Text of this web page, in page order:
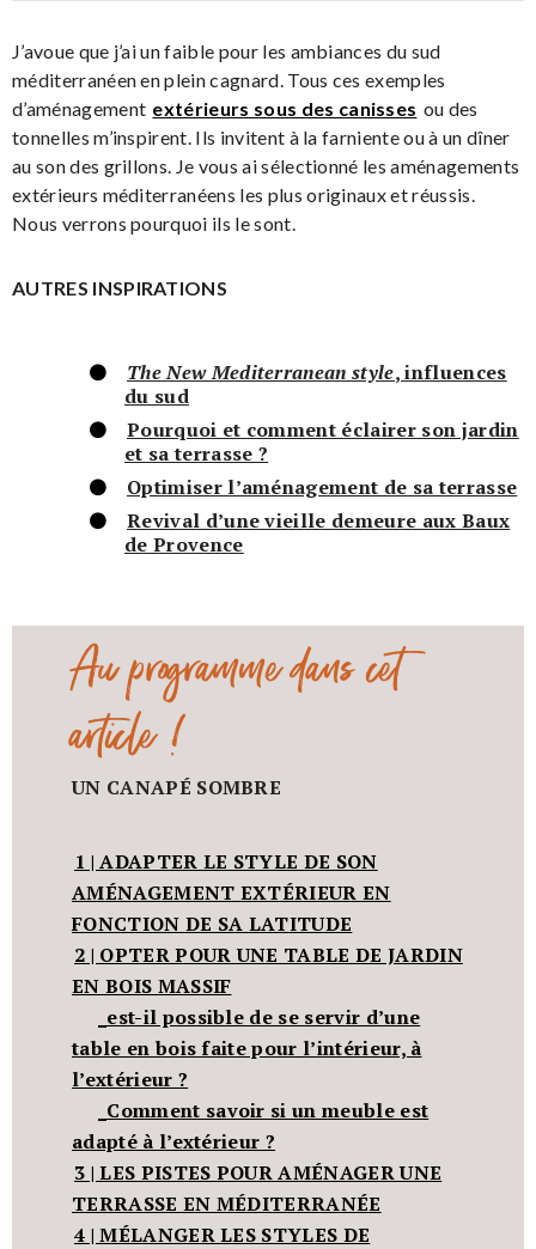
J’avoue que j’ai un faible pour les ambiances du sud
méditerranéen en plein cagnard. Tous ces exemples
d’aménagement extérieurs sous des canisses ou des
tonnelles m’inspirent. Ils invitent à la farniente ou à un dîner
au son des grillons. Je vous ai sélectionné les aménagements
extérieurs méditerranéens les plus originaux et réussis.
Nous verrons pourquoi ils le sont.
AUTRES INSPIRATIONS
The New Mediterranean style, influences
du sud
Pourquoi et comment éclairer son jardin
et sa terrasse ?
Optimiser l’aménagement de sa terrasse
Revival d’une vieille demeure aux Baux
de Provence
Au programme dans cet
article !
UN CANAPÉ SOMBRE
1 | ADAPTER LE STYLE DE SON
AMÉNAGEMENT EXTÉRIEUR EN
FONCTION DE SA LATITUDE
2 | OPTER POUR UNE TABLE DE JARDIN
EN BOIS MASSIF
_est-il possible de se servir d’une
table en bois faite pour l’intérieur, à
l’extérieur ?
_Comment savoir si un meuble est
adapté à l’extérieur ?
3 | LES PISTES POUR AMÉNAGER UNE
TERRASSE EN MÉDITERRANÉE
4 | MÉLANGER LES STYLES DE